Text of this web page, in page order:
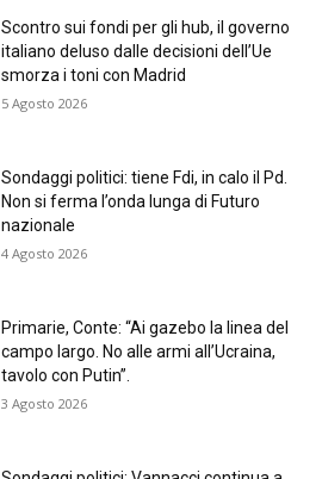
Scontro sui fondi per gli hub, il governo
italiano deluso dalle decisioni dell’Ue
smorza i toni con Madrid
5 Agosto 2026
Sondaggi politici: tiene Fdi, in calo il Pd.
Non si ferma l’onda lunga di Futuro
nazionale
4 Agosto 2026
Primarie, Conte: “Ai gazebo la linea del
campo largo. No alle armi all’Ucraina,
tavolo con Putin”.
3 Agosto 2026